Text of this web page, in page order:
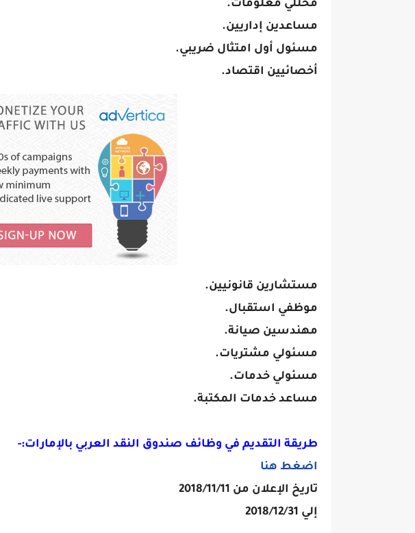
محللي معلومات.
مساعدين إداريين.
مسئول أول امتثال ضريبي.
أخصائيين اقتصاد.
مستشارين قانونيين.
موظفي استقبال.
مهندسين صيانة.
مسئولي مشتريات.
مسئولي خدمات.
مساعد خدمات المكتبة.
طريقة التقديم في وظائف صندوق النقد العربي بالإمارات:-
اضغط هنا
تاريخ الإعلان من 2018/11/11
إلي 2018/12/31